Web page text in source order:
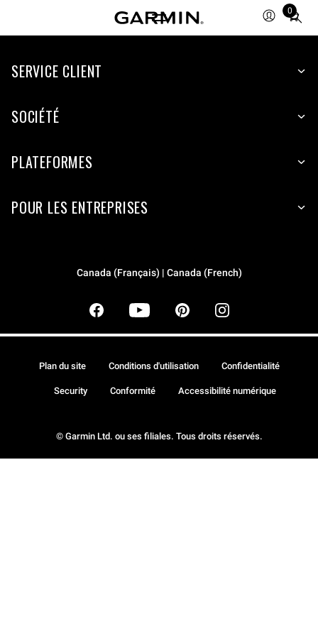
0
Total
items
cart:
SERVICE CLIENT
SOCIÉTÉ
PLATEFORMES
POUR LES ENTREPRISES
Canada (Français) | Canada (French)
© Garmin Ltd. ou ses filiales. Tous droits réservés.
Plan du site Conditions d'utilisation Confidentialité
Security Conformité Accessibilité numérique